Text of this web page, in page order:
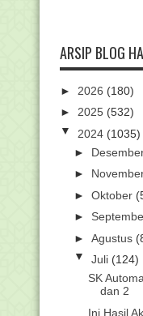
ARSIP BLOG
► 2026 (180)
► 2025 (532)
▼ 2024 (1035)
►
►
► Oktober
►
► Agustus
▼ Juli (124)
SK
dan 2
Ini Hasil